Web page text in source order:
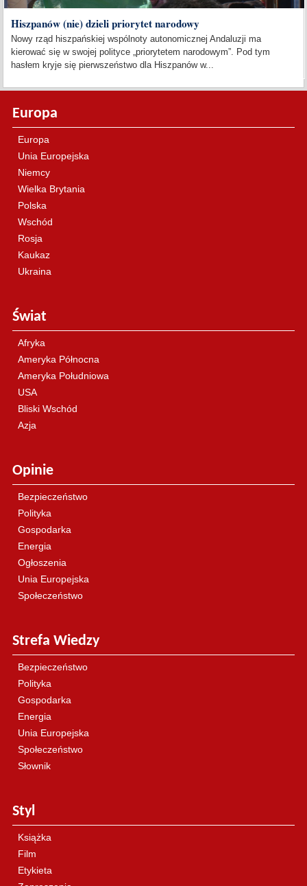
Hiszpanów (nie) dzieli priorytet narodowy
Nowy rząd hiszpańskiej wspólnoty autonomicznej Andaluzji ma
kierować się w swojej polityce „priorytetem narodowym”. Pod tym
hasłem kryje się pierwszeństwo dla Hiszpanów w...
Europa
Europa
Unia Europejska
Niemcy
Wielka Brytania
Polska
Wschód
Rosja
Kaukaz
Ukraina
Świat
Afryka
Ameryka Północna
Ameryka Południowa
USA
Bliski Wschód
Azja
Opinie
Bezpieczeństwo
Polityka
Gospodarka
Energia
Ogłoszenia
Unia Europejska
Społeczeństwo
Strefa Wiedzy
Bezpieczeństwo
Polityka
Gospodarka
Energia
Unia Europejska
Społeczeństwo
Słownik
Styl
Książka
Film
Etykieta